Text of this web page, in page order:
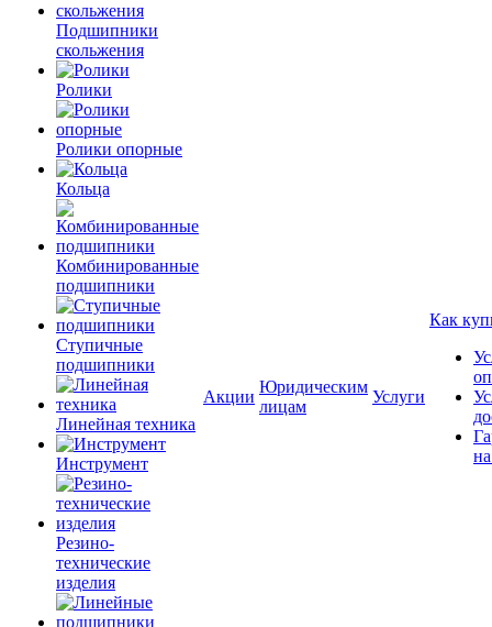
Подшипники
скольжения
Ролики
Ролики опорные
Кольца
Комбинированные
подшипники
Ступичные
подшипники
Линейная техника
Инструмент
Резино-
технические
изделия
Акции
Юридическим
лицам
Услуги
Как